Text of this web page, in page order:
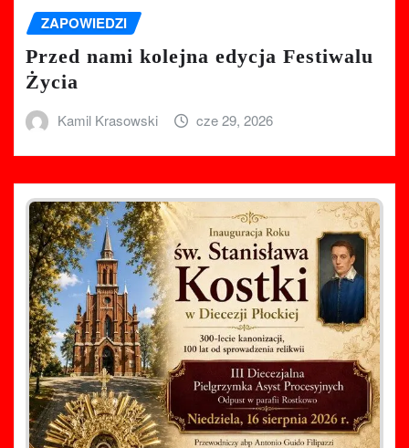
ZAPOWIEDZI
Przed nami kolejna edycja Festiwalu
Życia
Kamil Krasowski cze 29, 2026